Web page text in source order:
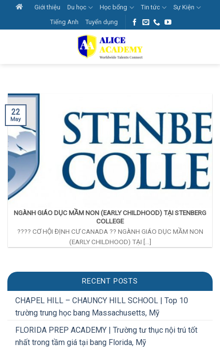
content
Giới thiệu Du học Học bổng Tin tức
Sự Kiện
Tiếng Anh
Tuyển dụng
RECENT POSTS
CHAPEL HILL – CHAUNCY HILL SCHOOL | Top 10
trường trung học bang Massachusetts, Mỹ
FLORIDA PREP ACADEMY | Trường tư thục nội trú tốt
nhất trong tầm giá tại bang Florida, Mỹ
NGÀNH GIÁO DỤC MẦM NON (EARLY CHILDHOOD) TẠI STENBERG
COLLEGE
???? CƠ HỘI ĐỊNH CƯ CANADA ?? NGÀNH GIÁO DỤC MẦM NON
(EARLY CHILDHOOD) TẠI [...]
22
May